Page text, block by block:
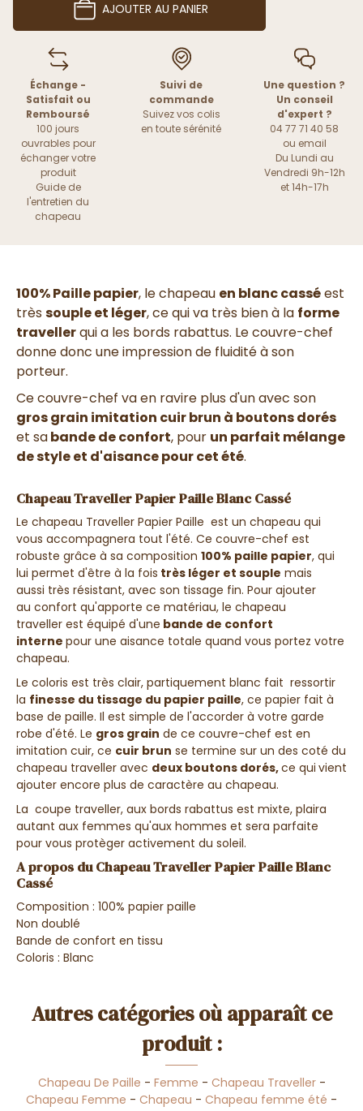
AJOUTER AU PANIER
Échange -
Satisfait ou
Remboursé
100 jours
ouvrables pour
échanger votre
produit
Guide de
l'entretien du
chapeau
Suivi de
commande
Suivez vos colis
en toute sérénité
Une question ?
Un conseil
d'expert ?
04 77 71 40 58
ou email
Du Lundi au
Vendredi 9h-12h
et 14h-17h
100% Paille papier, le chapeau en blanc casséest
trèssouple et léger, ce qui va très bien à la forme
travellerqui a les bords rabattus. Le couvre-chef
donne donc une impression de fluidité à son
porteur.
Ce couvre-chef va en ravire plus d'un avec son
gros grain imitation cuir brun à boutons dorés
et sabande de confort, pour un parfait mélange
de style et d'aisance pour cet été.
Chapeau Traveller Papier Paille Blanc Cassé
Le chapeau Traveller Papier Paille est un chapeau qui
vous accompagnera tout l'été. Ce couvre-chef est
robuste grâce à sa composition 100% paille papier, qui
lui permet d'être à la fois très léger et souple mais
aussi très résistant, avec son tissage fin. Pour ajouter
au confort qu'apporte ce matériau, le chapeau
traveller est équipé d'une bande de confort
interne pour une aisance totale quand vous portez votre
chapeau.
Le coloris est très clair, partiquement blanc fait ressortir
la finesse du tissage du papier paille, ce papier fait à
base de paille. Il est simple de l'accorder à votre garde
robe d'été. Le gros grain de ce couvre-chef est en
imitation cuir, ce cuir brun se termine sur un des coté du
chapeau traveller avec deux boutons dorés,ce qui vient
ajouter encore plus de caractère au chapeau.
La coupe traveller, aux bords rabattus est mixte, plaira
autant aux femmes qu'aux hommes et sera parfaite
pour vous protèger activement du soleil.
A propos du Chapeau Traveller Papier Paille Blanc
Cassé
Composition : 100% papier paille
Non doublé
Bande de confort en tissu
Coloris : Blanc
Autres catégories où apparaît ce
produit :
Chapeau De Paille - Femme - Chapeau Traveller-
Chapeau Femme - Chapeau - Chapeau femme été -